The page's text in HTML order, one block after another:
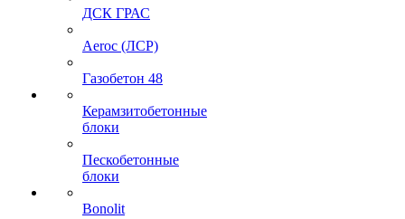
ДСК ГРАС
Aeroc (ЛСР)
Газобетон 48
Керамзитобетонные
блоки
Пескобетонные
блоки
Bonolit